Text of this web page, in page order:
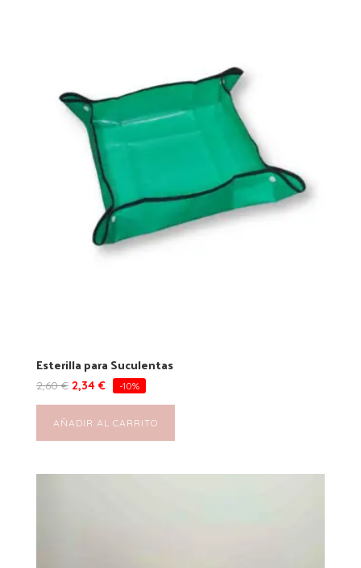
Esterilla para Suculentas
2,60€ 2,34 € -10%
AÑADIR AL CARRITO